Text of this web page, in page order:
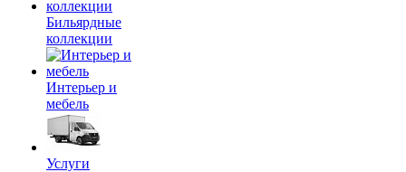
Бильярдные
коллекции
Интерьер и
мебель
Услуги